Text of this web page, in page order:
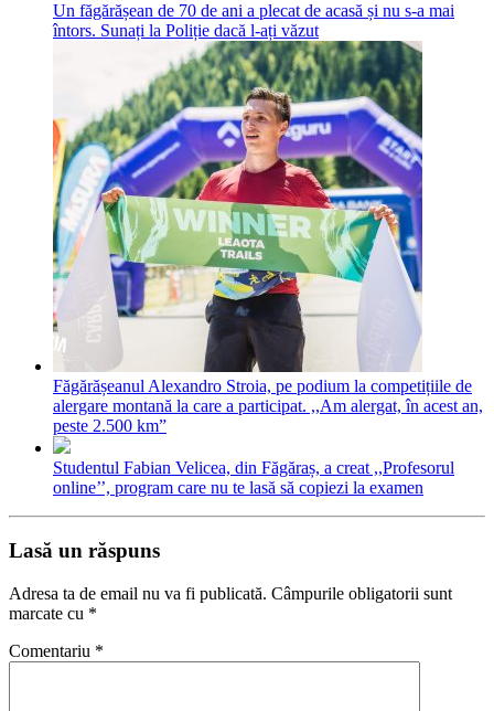
Un făgărășean de 70 de ani a plecat de acasă și nu s-a mai
întors. Sunați la Poliție dacă l-ați văzut
Făgărășeanul Alexandro Stroia, pe podium la competițiile de
alergare montană la care a participat. ,,Am alergat, în acest an,
peste 2.500 km”
Studentul Fabian Velicea, din Făgăraș, a creat ,,Profesorul
online’’, program care nu te lasă să copiezi la examen
Lasă un răspuns
Adresa ta de email nu va fi publicată. Câmpurile obligatorii sunt
marcate cu *
Comentariu *